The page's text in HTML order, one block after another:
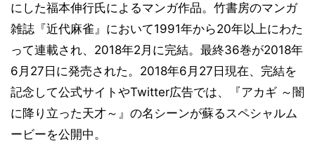
にした福本伸行氏によるマンガ作品。竹書房のマンガ
雑誌『近代麻雀』において1991年から20年以上にわた
って連載され、2018年2月に完結。最終36巻が2018年
6月27日に発売された。2018年6月27日現在、完結を
記念して公式サイトやTwitter広告では、『アカギ ～闇
に降り立った天才～』の名シーンが蘇るスペシャルム
ービーを公開中。